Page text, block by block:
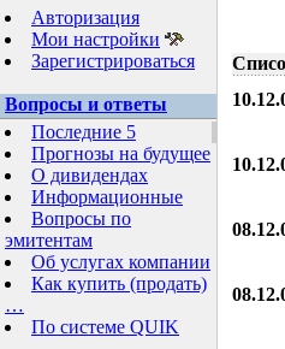
Авторизация
Мои настройки
Зарегистрироваться
Вопросы и ответы
Последние 5
Прогнозы на будущее
О дивидендах
Информационные
Вопросы по
эмитентам
Об услугах компании
Как купить (продать)
…
По системе QUIK